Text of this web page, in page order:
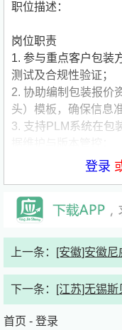
职位描述：
岗位职责
1. 参与重点客户包装
测试及合规性验证；
2. 协助编制包装报价
头）模板，确保信息
3. 支持PLM系统在包
4. 跟踪新品上线及包
5. 承担老产品新包装
初评及样品协调工作
议及新员工实操带教
程、轻工技术与工程
2. 具备扎实的专业基
登录
上一条： [安徽]安徽
下一条： [江苏]无锡
首页 - 登录